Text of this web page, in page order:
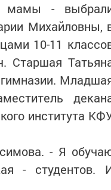
мамы -
Михайловны,
10-11
Старшая
института
- Я
- студентов.